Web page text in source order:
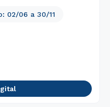
02/06 a 30/11